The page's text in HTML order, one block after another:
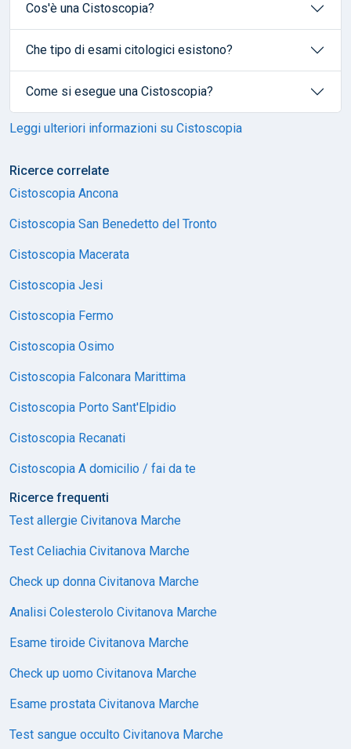
Cos'è una Cistoscopia?
Che tipo di esami citologici esistono?
Come si esegue una Cistoscopia?
Leggi ulteriori informazioni su Cistoscopia
Ricerce correlate
Cistoscopia Ancona
Cistoscopia San Benedetto del Tronto
Cistoscopia Macerata
Cistoscopia Jesi
Cistoscopia Fermo
Cistoscopia Osimo
Cistoscopia Falconara Marittima
Cistoscopia Porto Sant'Elpidio
Cistoscopia Recanati
Cistoscopia A domicilio / fai da te
Ricerce frequenti
Test allergie Civitanova Marche
Test Celiachia Civitanova Marche
Check up donna Civitanova Marche
Analisi Colesterolo Civitanova Marche
Esame tiroide Civitanova Marche
Check up uomo Civitanova Marche
Esame prostata Civitanova Marche
Test sangue occulto Civitanova Marche